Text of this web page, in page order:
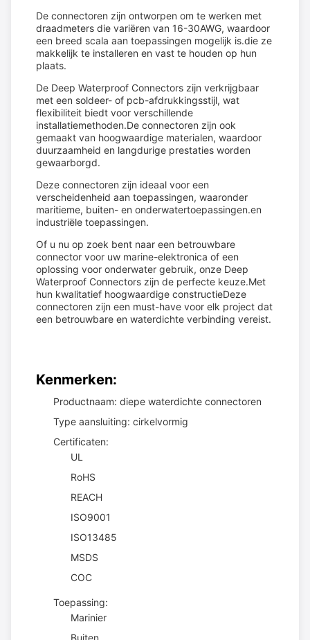
De connectoren zijn ontworpen om te werken met
draadmeters die variëren van 16-30AWG, waardoor
een breed scala aan toepassingen mogelijk is.die ze
makkelijk te installeren en vast te houden op hun
plaats.
De Deep Waterproof Connectors zijn verkrijgbaar
met een soldeer- of pcb-afdrukkingsstijl, wat
flexibiliteit biedt voor verschillende
installatiemethoden.De connectoren zijn ook
gemaakt van hoogwaardige materialen, waardoor
duurzaamheid en langdurige prestaties worden
gewaarborgd.
Deze connectoren zijn ideaal voor een
verscheidenheid aan toepassingen, waaronder
maritieme, buiten- en onderwatertoepassingen.en
industriële toepassingen.
Of u nu op zoek bent naar een betrouwbare
connector voor uw marine-elektronica of een
oplossing voor onderwater gebruik, onze Deep
Waterproof Connectors zijn de perfecte keuze.Met
hun kwalitatief hoogwaardige constructieDeze
connectoren zijn een must-have voor elk project dat
een betrouwbare en waterdichte verbinding vereist.
Kenmerken:
Productnaam: diepe waterdichte connectoren
Type aansluiting: cirkelvormig
Certificaten:
UL
RoHS
REACH
ISO9001
ISO13485
MSDS
COC
Toepassing:
Marinier
Buiten